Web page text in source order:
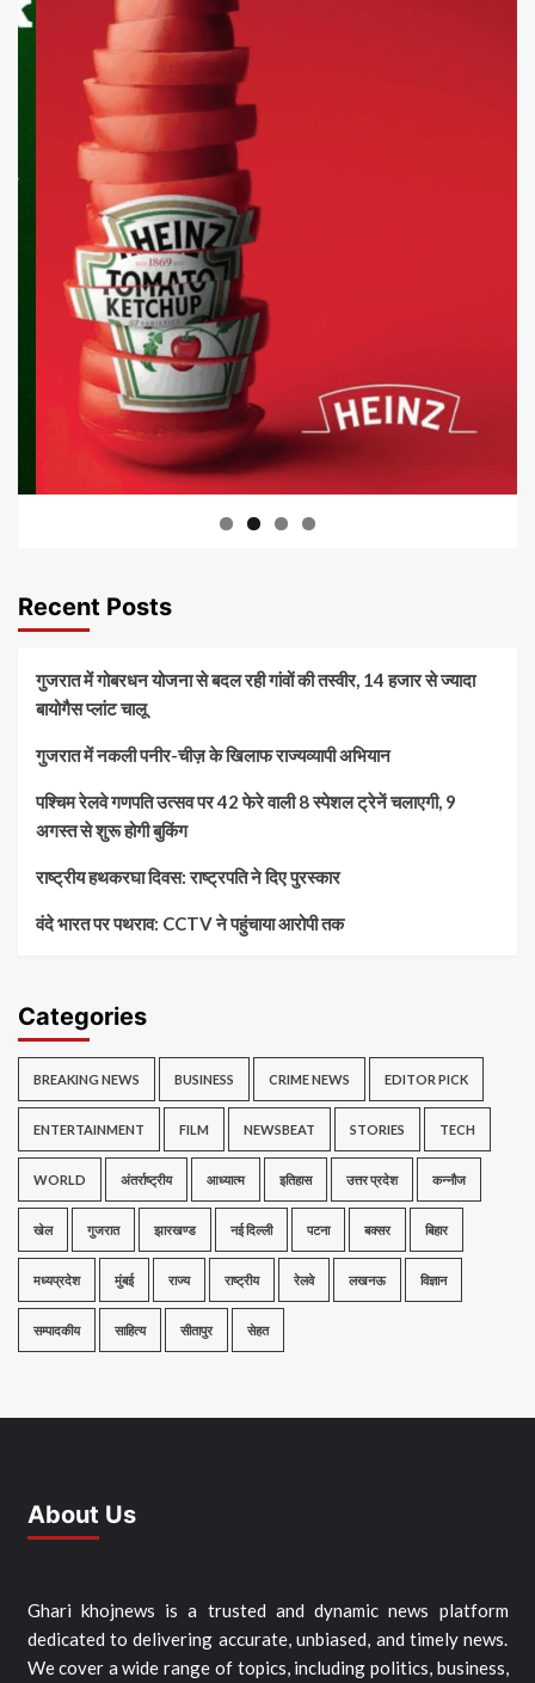
Recent Posts
गुजरात में गोबरधन योजना से बदल रही गांवों की तस्वीर, 14 हजार से ज्यादा
बायोगैस प्लांट चालू
गुजरात में नकली पनीर-चीज़ के खिलाफ राज्यव्यापी अभियान
पश्चिम रेलवे गणपति उत्सव पर 42 फेरे वाली 8 स्पेशल ट्रेनें चलाएगी, 9
अगस्त से शुरू होगी बुकिंग
राष्ट्रीय हथकरघा दिवस: राष्ट्रपति ने दिए पुरस्कार
वंदे भारत पर पथराव: CCTV ने पहुंचाया आरोपी तक
Categories
BREAKING NEWS BUSINESS CRIME NEWS EDITOR PICK
ENTERTAINMENT FILM NEWSBEAT STORIES TECH
WORLD अंतर्राष्ट्रीय आध्यात्म इतिहास उत्तर प्रदेश कन्नौज
खेल गुजरात झारखण्ड नई दिल्ली पटना बक्सर बिहार
मध्यप्रदेश मुंबई राज्य राष्ट्रीय रेलवे लखनऊ विज्ञान
सम्पादकीय साहित्य सीतापुर सेहत
About Us
Ghari khojnews is a trusted and dynamic news platform
dedicated to delivering accurate, unbiased, and timely news.
We cover a wide range of topics, including politics, business,